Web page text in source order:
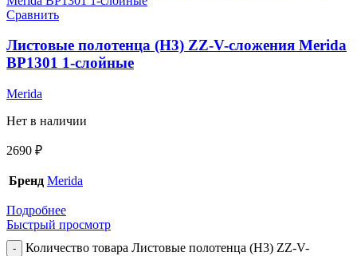
Сравнить
Листовые полотенца (H3) ZZ-V-сложения Merida
BP1301 1-слойные
Merida
Нет в наличии
2690 ₽
Бренд Merida
Подробнее
Быстрый просмотр
Количество товара Листовые полотенца (H3) ZZ-V-